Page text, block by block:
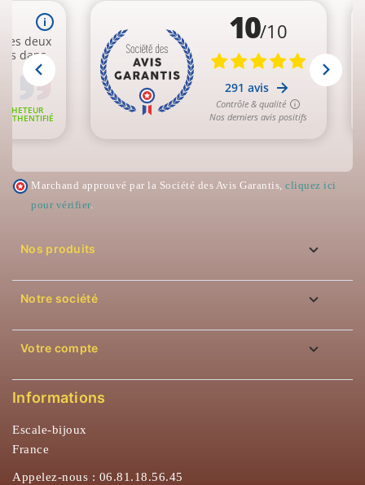
Marchand approuvé par la Société des Avis Garantis, cliquez ici
pour vérifier.
Nos produits 
Notre société 
Votre compte 
Informations
Escale-bijoux
France
Appelez-nous : 06.81.18.56.45